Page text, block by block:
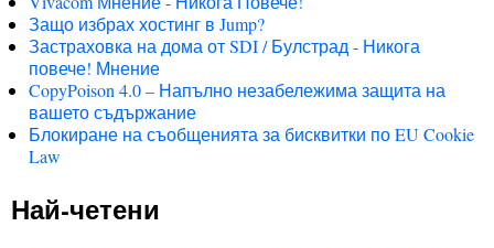
Защо избрах хостинг в Jump?
Застраховка на дома от SDI / Булстрад - Никога
повече! Мнение
CopyPoison 4.0 – Напълно незабележима защита на
вашето съдържание
Блокиране на съобщенията за бисквитки по EU Cookie
Law
Най-четени